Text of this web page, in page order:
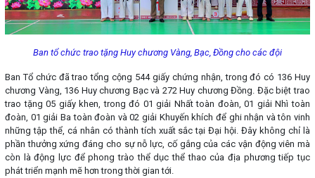
Ban tổ chức trao tặng Huy chương Vàng, Bạc, Đồng cho các đội
Ban Tổ chức đã trao tổng cộng 544 giấy chứng nhận, trong đó có 136 Huy
chương Vàng, 136 Huy chương Bạc và 272 Huy chương Đồng. Đặc biệt trao
trao tặng 05 giấy khen, trong đó 01 giải Nhất toàn đoàn, 01 giải Nhì toàn
đoàn, 01 giải Ba toàn đoàn và 02 giải Khuyến khích để ghi nhận và tôn vinh
những tập thể, cá nhân có thành tích xuất sắc tại Đại hội. Đây không chỉ là
phần thưởng xứng đáng cho sự nỗ lực, cố gắng của các vận động viên mà
còn là động lực để phong trào thể dục thể thao của địa phương tiếp tục
phát triển mạnh mẽ hơn trong thời gian tới.